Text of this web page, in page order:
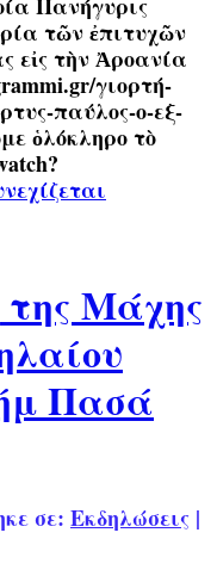
τῶν ἐπιτυχῶν
εἰς τὴν Ἀροανία
γιορτή-
παύλος-ο-εξ-
ὁλόκληρο τὸ
Μάχης
Πασά
σε: Εκδηλώσεις |